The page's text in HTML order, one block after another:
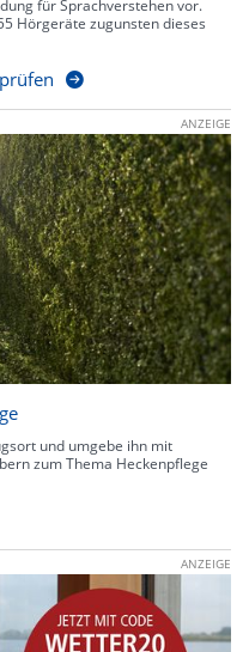
für Sprachverstehen vor.
Hörgeräte zugunsten dieses
ANZEIGE
und umgebe ihn mit
zum Thema Heckenpflege
ANZEIGE